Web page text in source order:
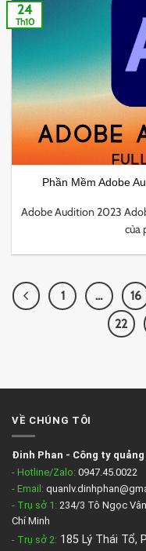
Phần Mềm Adobe
Adobe Audition 2023
của
24
Th10
1 … 16
22
VỀ CHÚNG TÔI
Đinh Phan - Công ty
- Hotline/Zalo: 0947.45.0022
- Email:
- Trụ sở 1: 234/3 Tô Ngọc
Chí Minh
- Trụ sở 2: 185 Lý Thái Tổ,